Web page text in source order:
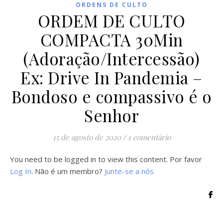
ORDENS DE CULTO
ORDEM DE CULTO
COMPACTA 30Min
(Adoração/Intercessão)
Ex: Drive In Pandemia –
Bondoso e compassivo é o
Senhor
15 de agosto de 2020 / 1 comentário
You need to be logged in to view this content. Por favor
Log In. Não é um membro? Junte-se a nós